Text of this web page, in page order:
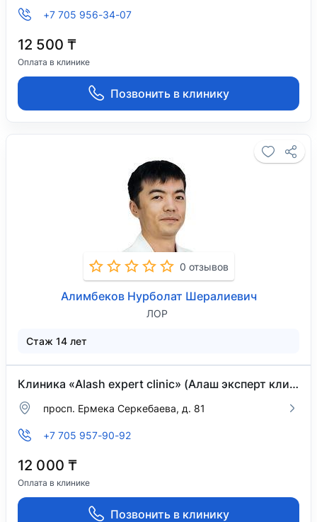
+7 705 956-34-07
12 500 ₸
Оплата в клинике
Позвонить в клинику
0 отзывов
Алимбеков Нурболат Шералиевич
ЛОР
Стаж 14 лет
Клиника «Alash expert clinic» (Алаш эксперт клиник)
просп. Ермека Серкебаева, д. 81
+7 705 957-90-92
12 000 ₸
Оплата в клинике
Позвонить в клинику